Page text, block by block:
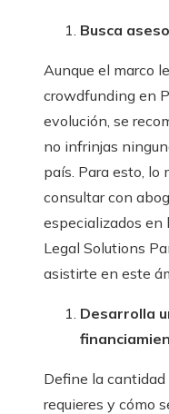
Busca
Aunque el marco
crowdfunding en
evolución, se
no infrinjas
país. Para esto, lo
consultar con
especializados en
Legal Solutions
asistirte en este
Desarrolla
Define la cantidad
requieres y cómo